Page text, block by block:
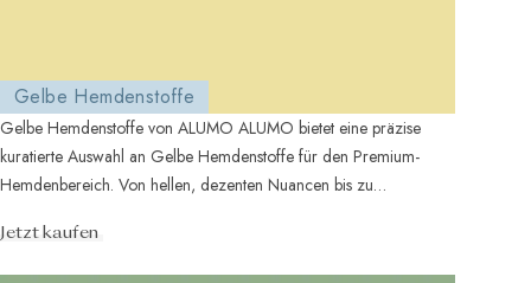
Gelbe Hemdenstoffe
Gelbe Hemdenstoffe von ALUMO ALUMO bietet eine präzise
kuratierte Auswahl an Gelbe Hemdenstoffe für den Premium-
Hemdenbereich. Von hellen, dezenten Nuancen bis zu
Jetzt kaufen